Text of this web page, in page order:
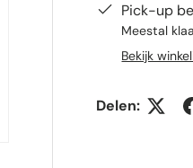
Pick-up
Meestal
Bekijk
Delen: